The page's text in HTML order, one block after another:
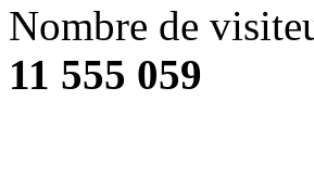
Nombre de
11 555 059